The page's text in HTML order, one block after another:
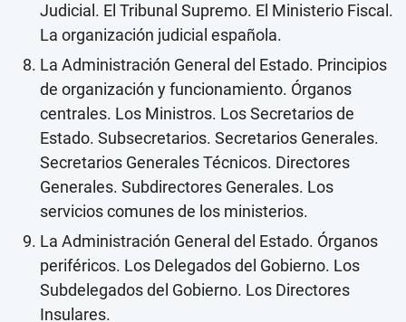
Judicial. El Tribunal Supremo. El Ministerio Fiscal.
La organización judicial española.
La Administración General del Estado. Principios
de organización y funcionamiento. Órganos
centrales. Los Ministros. Los Secretarios de
Estado. Subsecretarios. Secretarios Generales.
Secretarios Generales Técnicos. Directores
Generales. Subdirectores Generales. Los
servicios comunes de los ministerios.
La Administración General del Estado. Órganos
periféricos. Los Delegados del Gobierno. Los
Subdelegados del Gobierno. Los Directores
Insulares.